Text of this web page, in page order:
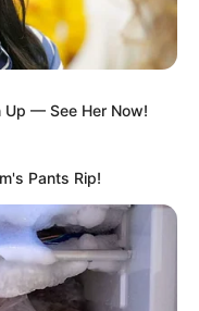
Up — See Her Now!
Pants Rip!